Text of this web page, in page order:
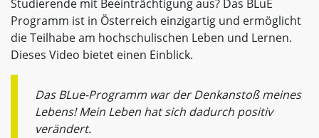
Studierende mit Beeinträchtigung aus? Das BLuE
Programm ist in Österreich einzigartig und ermöglicht
die Teilhabe am hochschulischen Leben und Lernen.
Dieses Video bietet einen Einblick.
Das BLue-Programm war der Denkanstoß meines
Lebens! Mein Leben hat sich dadurch positiv
verändert.